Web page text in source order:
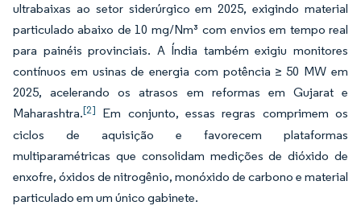
ultrabaixas ao setor siderúrgico em 2025, exigindo material
particulado abaixo de 10 mg/Nm³ com envios em tempo real
para painéis provinciais. A Índia também exigiu monitores
contínuos em usinas de energia com potência ≥ 50 MW em
2025, acelerando os atrasos em reformas em Gujarat e
Maharashtra.[2] Em conjunto, essas regras comprimem os
ciclos de aquisição e favorecem plataformas
multiparamétricas que consolidam medições de dióxido de
enxofre, óxidos de nitrogênio, monóxido de carbono e material
particulado em um único gabinete.